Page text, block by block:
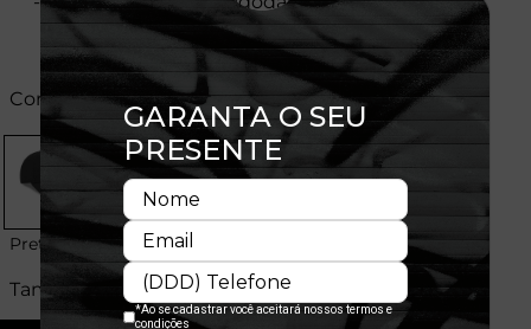
Cores:
Preto
Tamanhos: